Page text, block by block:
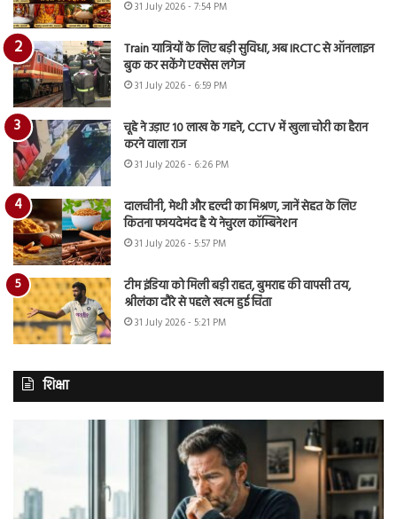
31 July 2026 - 7:54 PM
Train यात्रियों के लिए बड़ी सुविधा, अब IRCTC से ऑनलाइन
बुक कर सकेंगे एक्सेस लगेज
31 July 2026 - 6:59 PM
चूहे ने उड़ाए 10 लाख के गहने, CCTV में खुला चोरी का हैरान
करने वाला राज
31 July 2026 - 6:26 PM
दालचीनी, मेथी और हल्दी का मिश्रण, जानें सेहत के लिए
कितना फायदेमंद है ये नेचुरल कॉम्बिनेशन
31 July 2026 - 5:57 PM
टीम इंडिया को मिली बड़ी राहत, बुमराह की वापसी तय,
श्रीलंका दौरे से पहले खत्म हुई चिंता
31 July 2026 - 5:21 PM
शिक्षा